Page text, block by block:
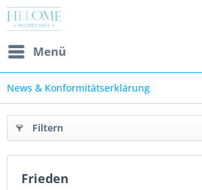
Menü
News & Konformitätserklärung
Filtern
Frieden